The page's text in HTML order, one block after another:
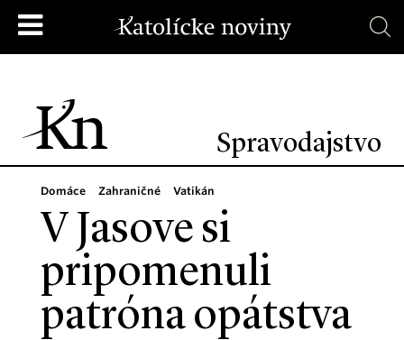
Spravodajstvo
Domáce Zahraničné Vatikán
V Jasove si
pripomenuli
patróna opátstva